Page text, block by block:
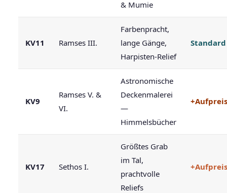
& Mumie
KV11 Ramses III.
Farbenpracht,
lange Gänge,
Harpisten-Relief
Standard
KV9
Ramses V. &
VI.
Astronomische
Deckenmalerei
—
Himmelsbücher
+Aufpreis
KV17 Sethos I.
Größtes Grab
im Tal,
prachtvolle
Reliefs
+Aufpreis